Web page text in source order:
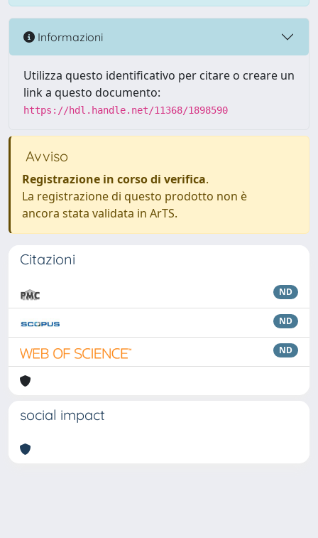
Informazioni
Utilizza questo identificativo per citare o creare un
link a questo documento:
https://hdl.handle.net/11368/1898590
Avviso
Registrazione in corso di verifica.
La registrazione di questo prodotto non è
ancora stata validata in ArTS.
Citazioni
ND
ND
ND
social impact